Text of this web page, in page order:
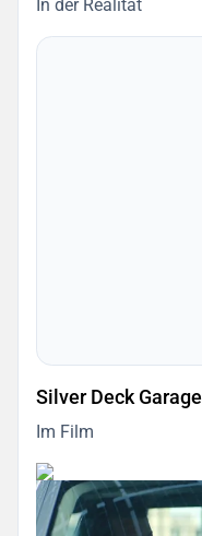
In der Realität
Silver Deck Garage
Im Film